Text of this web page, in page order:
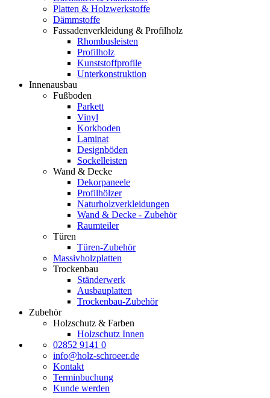
Platten & Holzwerkstoffe
Dämmstoffe
Fassadenverkleidung & Profilholz
Rhombusleisten
Profilholz
Kunststoffprofile
Unterkonstruktion
Innenausbau
Fußboden
Parkett
Vinyl
Korkboden
Laminat
Designböden
Sockelleisten
Wand & Decke
Dekorpaneele
Profilhölzer
Naturholzverkleidungen
Wand & Decke - Zubehör
Raumteiler
Türen
Türen-Zubehör
Massivholzplatten
Trockenbau
Ständerwerk
Ausbauplatten
Trockenbau-Zubehör
Zubehör
Holzschutz & Farben
Holzschutz Innen
02852 9141 0
info@holz-schroeer.de
Kontakt
Terminbuchung
Kunde werden